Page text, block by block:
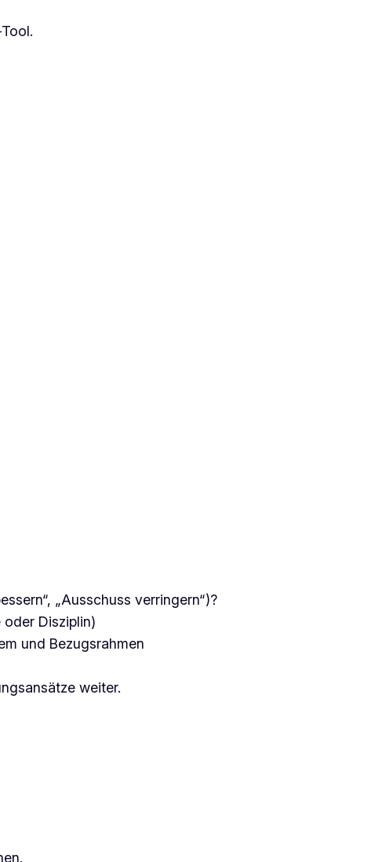
„Ausschuss verringern“)?
oder Disziplin)
und Bezugsrahmen
weiter.